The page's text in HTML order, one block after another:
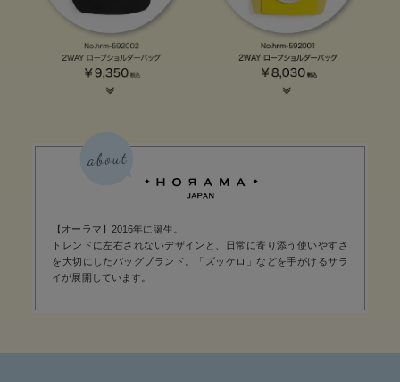
【オーラマ】2016年に誕生。
トレンドに左右されないデザインと、日常に寄り添う使いやすさ
を大切にしたバッグブランド。「ズッケロ」などを手がけるサラ
イが展開しています。